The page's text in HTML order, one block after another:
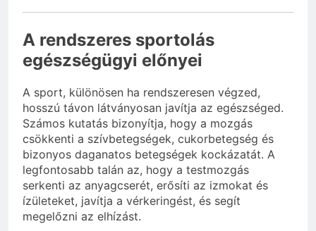
A rendszeres sportolás
egészségügyi előnyei
A sport, különösen ha rendszeresen végzed,
hosszú távon látványosan javítja az egészséged.
Számos kutatás bizonyítja, hogy a mozgás
csökkenti a szívbetegségek, cukorbetegség és
bizonyos daganatos betegségek kockázatát. A
legfontosabb talán az, hogy a testmozgás
serkenti az anyagcserét, erősíti az izmokat és
ízületeket, javítja a vérkeringést, és segít
megelőzni az elhízást.